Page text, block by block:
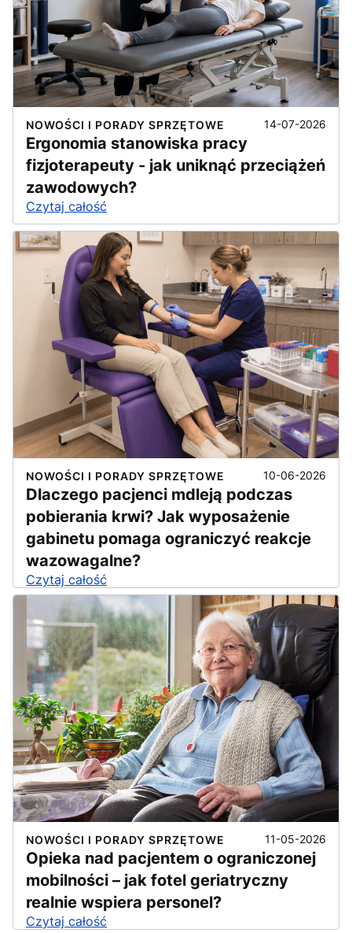
NOWOŚCI I PORADY SPRZĘTOWE 14-07-2026
Ergonomia stanowiska pracy
fizjoterapeuty - jak uniknąć przeciążeń
zawodowych?
Czytaj całość
NOWOŚCI I PORADY SPRZĘTOWE 10-06-2026
Dlaczego pacjenci mdleją podczas
pobierania krwi? Jak wyposażenie
gabinetu pomaga ograniczyć reakcje
wazowagalne?
Czytaj całość
NOWOŚCI I PORADY SPRZĘTOWE 11-05-2026
Opieka nad pacjentem o ograniczonej
mobilności – jak fotel geriatryczny
realnie wspiera personel?
Czytaj całość